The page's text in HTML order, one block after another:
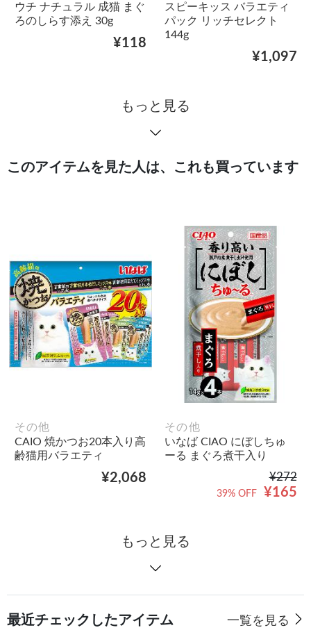
ウチ ナチュラル 成猫 まぐ
ろのしらす添え 30g
¥118
スピーキッス バラエティ
パック リッチセレクト
144g
¥1,097
もっと見る
このアイテムを見た人は、これも買っています
その他
CAIO 焼かつお20本入り高
齢猫用バラエティ
¥2,068
その他
いなば CIAO にぼしちゅ
ーる まぐろ煮干入り
¥272
¥165
39% OFF
もっと見る
最近チェックしたアイテム 一覧を見る